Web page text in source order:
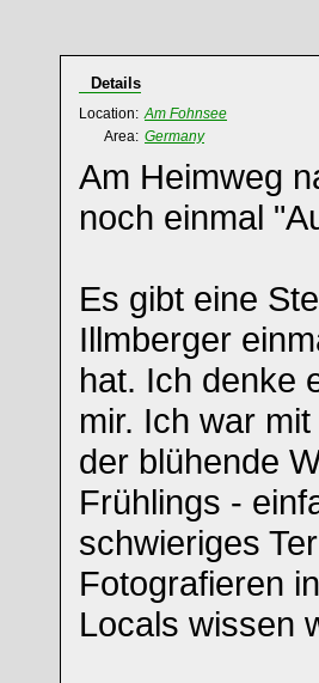
Details
Location: Am Fohnsee
Area: Germany
Am Heimweg
noch einmal
Es gibt eine
Illmberger
hat. Ich denke
mir. Ich war
der blühende
Frühlings -
schwieriges
Fotografieren
Locals wissen